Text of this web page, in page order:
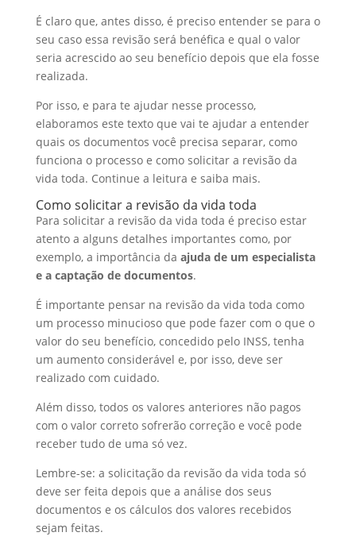
n
o
k
s
A
p
r
e
É claro que, antes disso, é preciso entender se para o
seu caso essa revisão será benéfica e qual o valor
seria acrescido ao seu benefício depois que ela fosse
realizada.
Por isso, e para te ajudar nesse processo,
elaboramos este texto que vai te ajudar a entender
quais os documentos você precisa separar, como
funciona o processo e como solicitar a revisão da
vida toda. Continue a leitura e saiba mais.
Como solicitar a revisão da vida toda
Para solicitar a revisão da vida toda é preciso estar
atento a alguns detalhes importantes como, por
exemplo, a importância da ajuda de um especialista
e a captação de documentos.
É importante pensar na revisão da vida toda como
um processo minucioso que pode fazer com o que o
valor do seu benefício, concedido pelo INSS, tenha
um aumento considerável e, por isso, deve ser
realizado com cuidado.
Além disso, todos os valores anteriores não pagos
com o valor correto sofrerão correção e você pode
receber tudo de uma só vez.
Lembre-se: a solicitação da revisão da vida toda só
deve ser feita depois que a análise dos seus
documentos e os cálculos dos valores recebidos
sejam feitas.